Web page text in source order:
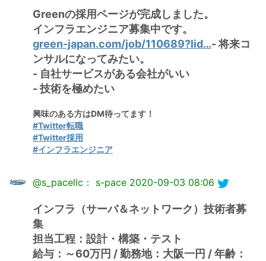
Greenの採用ページが完成しました。
インフラエンジニア募集中です。
green-japan.com/job/110689?lid…- 将来コ
ンサルになってみたい。
- 自社サービスがある会社がいい
- 技術を極めたい
興味のある方はDM待ってます！
#Twitter転職
#Twitter採用
#インフラエンジニア
@s_pacellc： s-pace 2020-09-03 08:06
インフラ（サーバ＆ネットワーク）技術者募
集
担当工程：設計・構築・テスト
給与：～60万円 / 勤務地：大阪一円 / 年齢：